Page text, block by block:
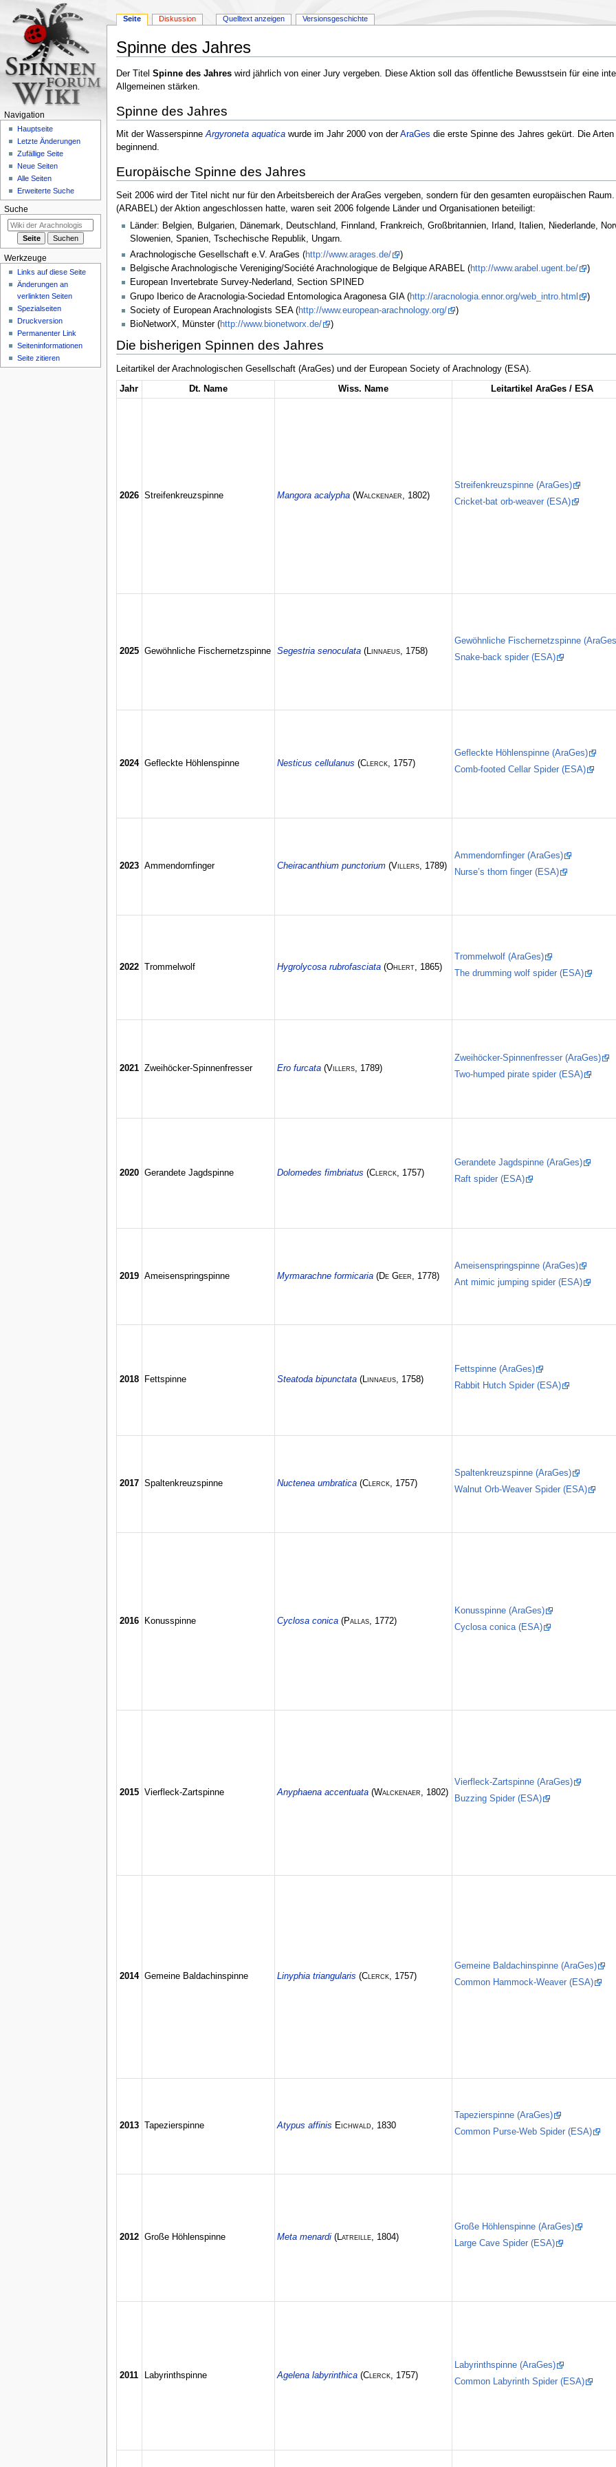
Spinne des Jahres
Zur
Navigation
Zur
Suche
Der Titel Spinne des Jahreswird jährlich von einer Jury vergeben. Diese Aktion soll das öffentliche Bewusstsein für eine
Allgemeinen stärken.
Spinne des Jahres
Mit der WasserspinneArgyroneta aquaticawurde im Jahr 2000 von derAraGes die erste Spinne des Jahres gekürt. Die
beginnend.
Europäische Spinne des Jahres
Seit 2006 wird der Titel nicht nur für den Arbeitsbereich der AraGes vergeben, sondern für den gesamten europäischen
(ARABEL) der Aktion angeschlossen hatte, waren seit 2006 folgende Länder und Organisationen beteiligt:
Länder: Belgien, Bulgarien, Dänemark, Deutschland, Finnland, Frankreich, Großbritannien, Irland, Italien, Niederlande,
Slowenien, Spanien, Tschechische Republik, Ungarn.
Arachnologische Gesellschaft e.V. AraGes (http://www.arages.de/
)
Belgische Arachnologische Vereniging/Société Arachnologique de Belgique ARABEL (http://www.arabel.ugent.be/
)
European Invertebrate Survey-Nederland, Section SPINED
Grupo Iberico de Aracnologia-Sociedad Entomologica Aragonesa GIA (http://aracnologia.ennor.org/web_intro.html
)
Society of European Arachnologists SEA (http://www.european-arachnology.org/
)
BioNetworX, Münster (http://www.bionetworx.de/ )
Die bisherigen Spinnen des Jahres
Leitartikel der Arachnologischen Gesellschaft (AraGes) und der European Society of Arachnology (ESA).
Jahr Dt. Name Wiss. Name Leitartikel AraGes / ESA
2026 Streifenkreuzspinne Mangora acalypha (Walckenaer, 1802)
Streifenkreuzspinne (AraGes)
Cricket-bat orb-weaver (ESA)
2025 Gewöhnliche Fischernetzspinne Segestria senoculata (Linnaeus, 1758)
Gewöhnliche Fischernetzspinne
Snake-back spider (ESA)
2024 Gefleckte Höhlenspinne Nesticus cellulanus (Clerck, 1757)
Gefleckte Höhlenspinne (AraGes)
Comb-footed Cellar Spider (ESA)
2023 Ammendornfinger Cheiracanthium punctorium (Villers, 1789)
Ammendornfinger (AraGes)
Nurse’s thorn finger (ESA)
2022 Trommelwolf Hygrolycosa rubrofasciata (Ohlert, 1865)
Trommelwolf (AraGes)
The drumming wolf spider (ESA)
2021 Zweihöcker-Spinnenfresser Ero furcata (Villers, 1789)
Zweihöcker-Spinnenfresser (AraGes)
Two-humped pirate spider (ESA)
2020 Gerandete Jagdspinne Dolomedes fimbriatus (Clerck, 1757)
Gerandete Jagdspinne (AraGes)
Raft spider (ESA)
2019 Ameisenspringspinne Myrmarachne formicaria (De Geer, 1778)
Ameisenspringspinne (AraGes)
Ant mimic jumping spider (ESA)
2018 Fettspinne Steatoda bipunctata (Linnaeus, 1758)
Fettspinne (AraGes)
Rabbit Hutch Spider (ESA)
2017 Spaltenkreuzspinne Nuctenea umbratica (Clerck, 1757)
Spaltenkreuzspinne (AraGes)
Walnut Orb-Weaver Spider (ESA)
2016 Konusspinne Cyclosa conica (Pallas, 1772)
Konusspinne (AraGes)
Cyclosa conica (ESA)
2015 Vierfleck-Zartspinne Anyphaena accentuata (Walckenaer, 1802)
Vierfleck-Zartspinne (AraGes)
Buzzing Spider (ESA)
2014 Gemeine Baldachinspinne Linyphia triangularis (Clerck, 1757)
Gemeine Baldachinspinne (AraGes)
Common Hammock-Weaver (ESA)
2013 Tapezierspinne Atypus affinis Eichwald, 1830
Tapezierspinne (AraGes)
Common Purse-Web Spider (ESA)
2012 Große Höhlenspinne Meta menardi (Latreille, 1804)
Große Höhlenspinne (AraGes)
Large Cave Spider (ESA)
2011 Labyrinthspinne Agelena labyrinthica (Clerck, 1757)
Labyrinthspinne (AraGes)
Common Labyrinth Spider (ESA)
Seite Diskussion Quelltext anzeigen Versionsgeschichte
Navigation
Hauptseite
Letzte Änderungen
Zufällige Seite
Neue Seiten
Alle Seiten
Erweiterte Suche
Suche
Werkzeuge
Links auf diese Seite
Änderungen an
verlinkten Seiten
Spezialseiten
Druckversion
Permanenter Link
Seiten­­informationen
Seite zitieren